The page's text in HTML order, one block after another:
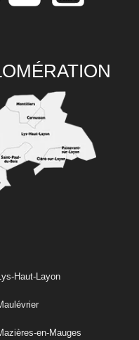
Haut-Layon
en-Mauges